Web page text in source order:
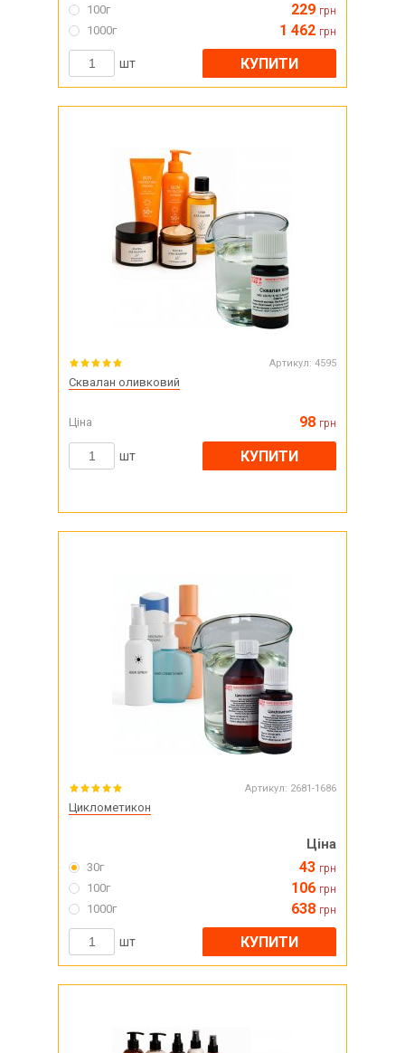
100г 229 грн
1000г 1 462 грн
шт КУПИТИ
Артикул: 4595
Сквалан оливковий
Ціна 98 грн
шт КУПИТИ
Артикул: 2681-1686
Циклометикон
Ціна
30г 43 грн
100г 106 грн
1000г 638 грн
шт КУПИТИ